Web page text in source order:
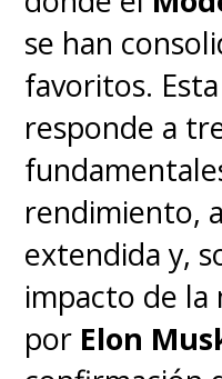
se han
favoritos.
responde a
rendimiento,
extendida y,
impacto de la
por Elon